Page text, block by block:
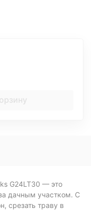
G24LT30 — это
дачным участком. С
срезать траву в